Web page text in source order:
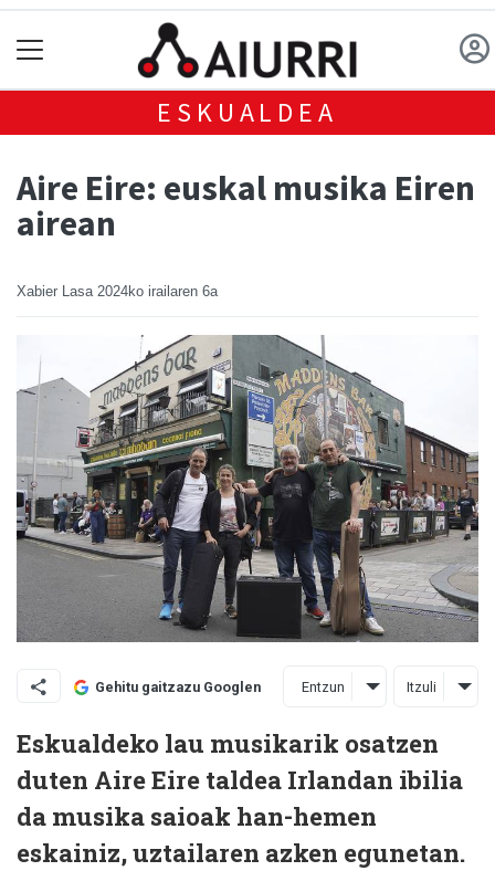
ESKUALDEA
Aire Eire: euskal musika Eiren
airean
Xabier Lasa 2024ko irailaren 6a
Gehitu gaitzazu Googlen Entzun Itzuli
Eskualdeko lau musikarik osatzen
duten Aire Eire taldea Irlandan ibilia
da musika saioak han-hemen
eskainiz, uztailaren azken egunetan.